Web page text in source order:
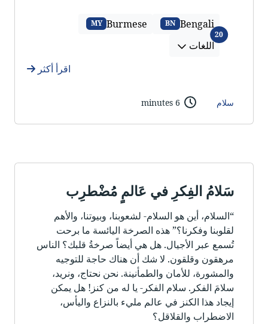
Bengali
BN
Burmese
MY
اللغات
20اللغات
اقرأ أكثر
سلام 6 minutes
سَلامُ الفِكرِ في عَالمٍ مُضْطرِب
“السلام، أين هو السلام- لشعوبنا، وبيوتنا، والأهم
لقلوبنا وفكرنا؟” هذه الصرخة اليائسة ما برحت
تُسمع عبر الأجيال. هل هي أيضاً صرخةُ قلبك؟ الناس
مرهقون وقلقون. لا شك أن هناك حاجة للتوجيه
والمشورة، للأمان والطمأنينة. نحن نحتاج، ونريد،
سلامَ الفكر. سلام الفكر- يا له من كنز! هل يمكن
إيجاد هذا الكنز في عالم مليء بالنزاع واليأس،
الاضطراب والقلاقل؟